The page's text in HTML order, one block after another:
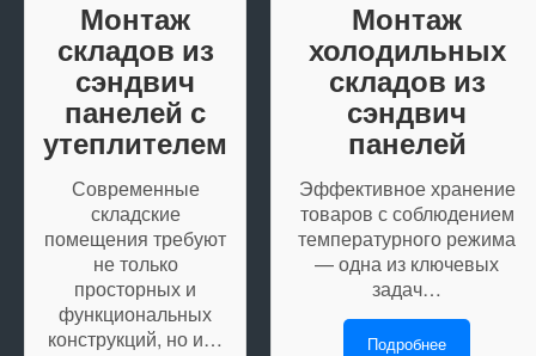
Монтаж
складов из
сэндвич
панелей с
утеплителем
Современные
складские
помещения требуют
не только
просторных и
функциональных
конструкций, но и…
Монтаж
холодильных
складов из
сэндвич
панелей
Эффективное хранение
товаров с соблюдением
температурного режима
— одна из ключевых
задач…
Подробнее